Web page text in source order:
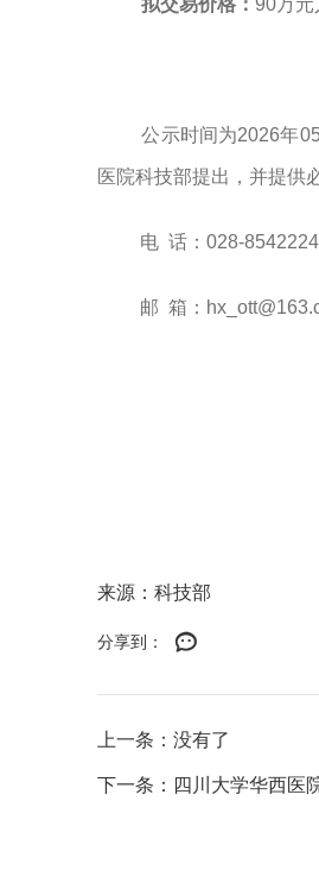
拟交易价格：90万元
公示时间为2026年
医院科技部提出，并提供
电 话： 028-
邮 箱：
来源：科技部
分享到：
上一条：没有了
下一条：四川大学华西医